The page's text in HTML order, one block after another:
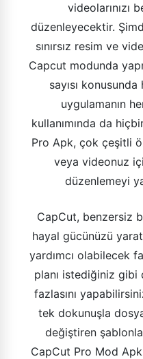
videolarınızı
düzenleyecektir.
sınırsız resim ve
Capcut modunda
sayısı
uygulamanın
kullanımında da
Pro Apk, çok çeşitli
veya videonuz
düzenlemeyi
CapCut, benzersiz
hayal gücünüzü
yardımcı olabilecek
planı istediğiniz
fazlasını
tek dokunuşla
değiştiren
CapCut Pro Mod